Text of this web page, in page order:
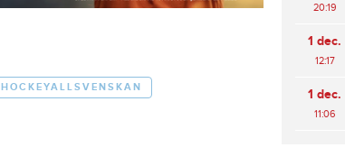
HOCKEYALLSVENSKAN
20:19
1 dec.
12:17
1 dec.
11:06